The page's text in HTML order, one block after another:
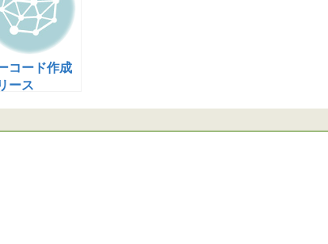
=5
=6
=7
=8
|"
コード作成
ース